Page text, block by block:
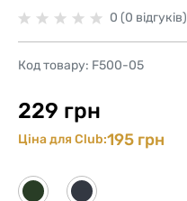
0 (0 відгуків)
Код товару: F500-05
229 грн
Ціна для Club:195 грн